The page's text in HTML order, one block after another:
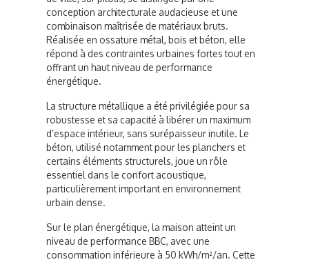
conception architecturale audacieuse et une
combinaison maîtrisée de matériaux bruts.
Réalisée en ossature métal, bois et béton, elle
répond à des contraintes urbaines fortes tout en
offrant un haut niveau de performance
énergétique.
La structure métallique a été privilégiée pour sa
robustesse et sa capacité à libérer un maximum
d’espace intérieur, sans surépaisseur inutile. Le
béton, utilisé notamment pour les planchers et
certains éléments structurels, joue un rôle
essentiel dans le confort acoustique,
particulièrement important en environnement
urbain dense.
Sur le plan énergétique, la maison atteint un
niveau de performance BBC, avec une
consommation inférieure à 50 kWh/m²/an. Cette